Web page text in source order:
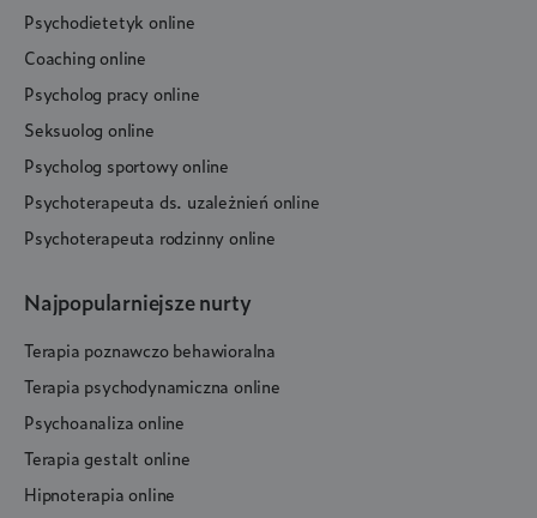
Psychodietetyk online
Coaching online
Psycholog pracy online
Seksuolog online
Psycholog sportowy online
Psychoterapeuta ds. uzależnień online
Psychoterapeuta rodzinny online
Najpopularniejsze nurty
Terapia poznawczo behawioralna
Terapia psychodynamiczna online
Psychoanaliza online
Terapia gestalt online
Hipnoterapia online